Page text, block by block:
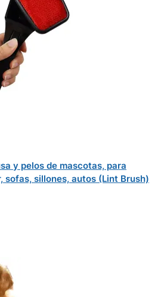
y pelos de mascotas, para
sofas, sillones, autos (Lint Brush)